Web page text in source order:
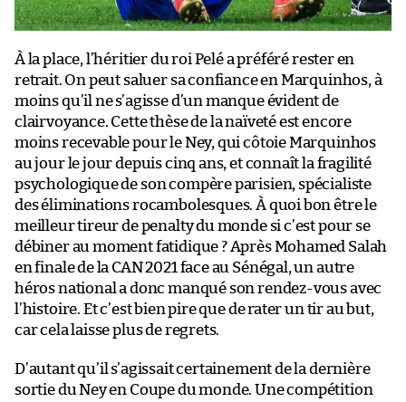
À la place, l’héritier du roi Pelé a préféré rester en
retrait. On peut saluer sa confiance en Marquinhos, à
moins qu’il ne s’agisse d’un manque évident de
clairvoyance. Cette thèse de la naïveté est encore
moins recevable pour le Ney, qui côtoie Marquinhos
au jour le jour depuis cinq ans, et connaît la fragilité
psychologique de son compère parisien, spécialiste
des éliminations rocambolesques. À quoi bon être le
meilleur tireur de penalty du monde si c’est pour se
débiner au moment fatidique ? Après Mohamed Salah
en finale de la CAN 2021 face au Sénégal, un autre
héros national a donc manqué son rendez-vous avec
l’histoire. Et c’est bien pire que de rater un tir au but,
car cela laisse plus de regrets.
D’autant qu’il s’agissait certainement de la dernière
sortie du Ney en Coupe du monde. Une compétition